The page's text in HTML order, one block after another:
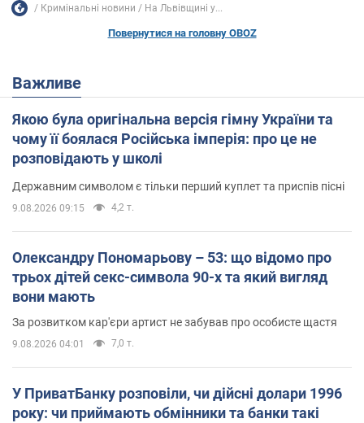
Кримінальні новини На Львівщині у...
Повернутися на головну OBOZ
Важливе
Якою була оригінальна версія гімну України та
чому її боялася Російська імперія: про це не
розповідають у школі
Державним символом є тільки перший куплет та приспів пісні
9.08.2026 09:15 4,2 т.
Олександру Пономарьову – 53: що відомо про
трьох дітей секс-символа 90-х та який вигляд
вони мають
За розвитком кар'єри артист не забував про особисте щастя
9.08.2026 04:01 7,0 т.
У ПриватБанку розповіли, чи дійсні долари 1996
року: чи приймають обмінники та банки такі